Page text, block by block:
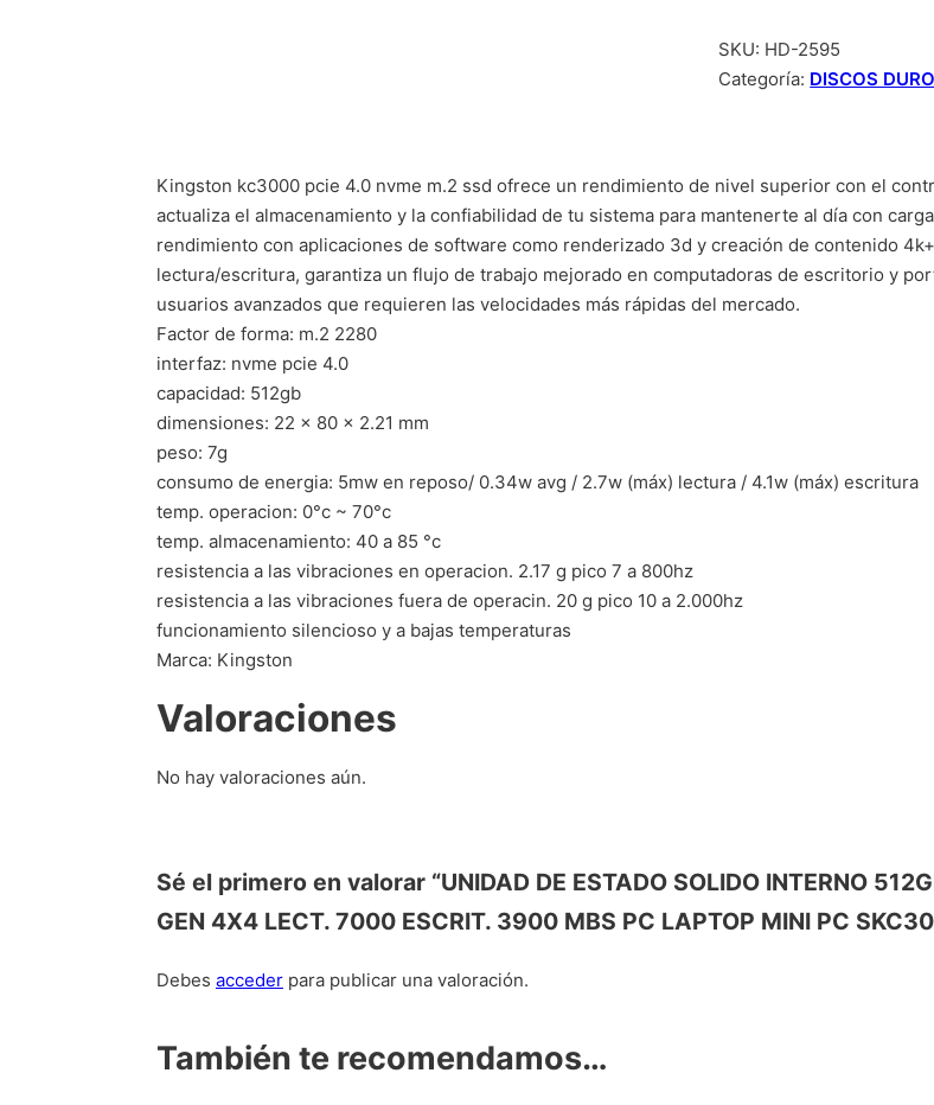
SKU: HD-2595
Categoría: DISCOS
Kingston kc3000 pcie 4.0 nvme m.2 ssd ofrece un rendimiento de nivel superior con el
actualiza el almacenamiento y la confiabilidad de tu sistema para mantenerte al día con
rendimiento con aplicaciones de software como renderizado 3d y creación de contenido
lectura/escritura, garantiza un flujo de trabajo mejorado en computadoras de escritorio y
usuarios avanzados que requieren las velocidades más rápidas del mercado.
Factor de forma: m.2 2280
interfaz: nvme pcie 4.0
capacidad: 512gb
dimensiones: 22 x 80 x 2.21 mm
peso: 7g
consumo de energia: 5mw en reposo/ 0.34w avg / 2.7w (máx) lectura / 4.1w (máx) escritura
temp. operacion: 0°c ~ 70°c
temp. almacenamiento: 40 a 85 °c
resistencia a las vibraciones en operacion. 2.17 g pico 7 a 800hz
resistencia a las vibraciones fuera de operacin. 20 g pico 10 a 2.000hz
funcionamiento silencioso y a bajas temperaturas
Marca: Kingston
Valoraciones
No hay valoraciones aún.
Sé el primero en valorar “UNIDAD DE ESTADO SOLIDO INTERNO
GEN 4X4 LECT. 7000 ESCRIT. 3900 MBS PC LAPTOP MINI PC
Debes acceder para publicar una valoración.
También te recomendamos…